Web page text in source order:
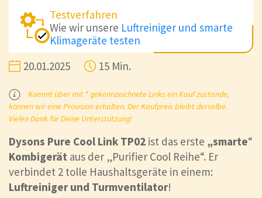
Testverfahren
Wie wir unsere Luftreiniger und smarte
Klimageräte testen
20.01.2025
15 Min.
Kommt über mit * gekennzeichnete Links ein Kauf zustande,
können wir eine Provision erhalten. Der Kaufpreis bleibt derselbe.
Vielen Dank für Deine Unterstützung!
Dysons Pure Cool Link TP02 ist das erste „smarte“
Kombigerät aus der „Purifier Cool Reihe“. Er
verbindet 2 tolle Haushaltsgeräte in einem:
Luftreiniger und Turmventilator!